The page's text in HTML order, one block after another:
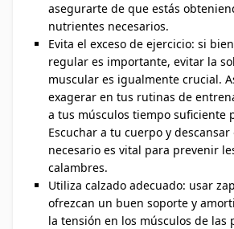
asegurarte de que estás
nutrientes necesarios.
Evita el exceso de ejercicio: si
regular es importante, evitar la
muscular es igualmente crucial.
exagerar en tus rutinas de
a tus músculos tiempo suficiente
Escuchar a tu cuerpo y descansar
necesario es vital para prevenir
calambres.
Utiliza calzado adecuado: usar
ofrezcan un buen soporte y
la tensión en los músculos de las